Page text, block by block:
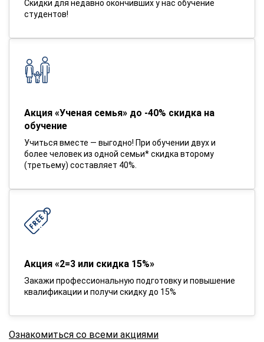
Скидки для недавно окончивших у нас обучение
студентов!
Акция «Ученая семья» до -40% скидка на
обучение
Учиться вместе — выгодно! При обучении двух и
более человек из одной семьи* скидка второму
(третьему) составляет 40%.
Акция «2=3 или скидка 15%»
Закажи профессиональную подготовку и повышение
квалификации и получи скидку до 15%
Ознакомиться со всеми акциями